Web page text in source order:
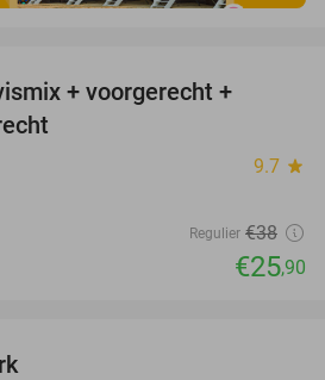
+ voorgerecht +
9.7 star
Regulier €38
€25,90